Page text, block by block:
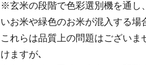
※玄米の段階で色彩選別機を通し
いお米や緑色のお米が混入する場
これらは品質上の問題はござい
けますが､